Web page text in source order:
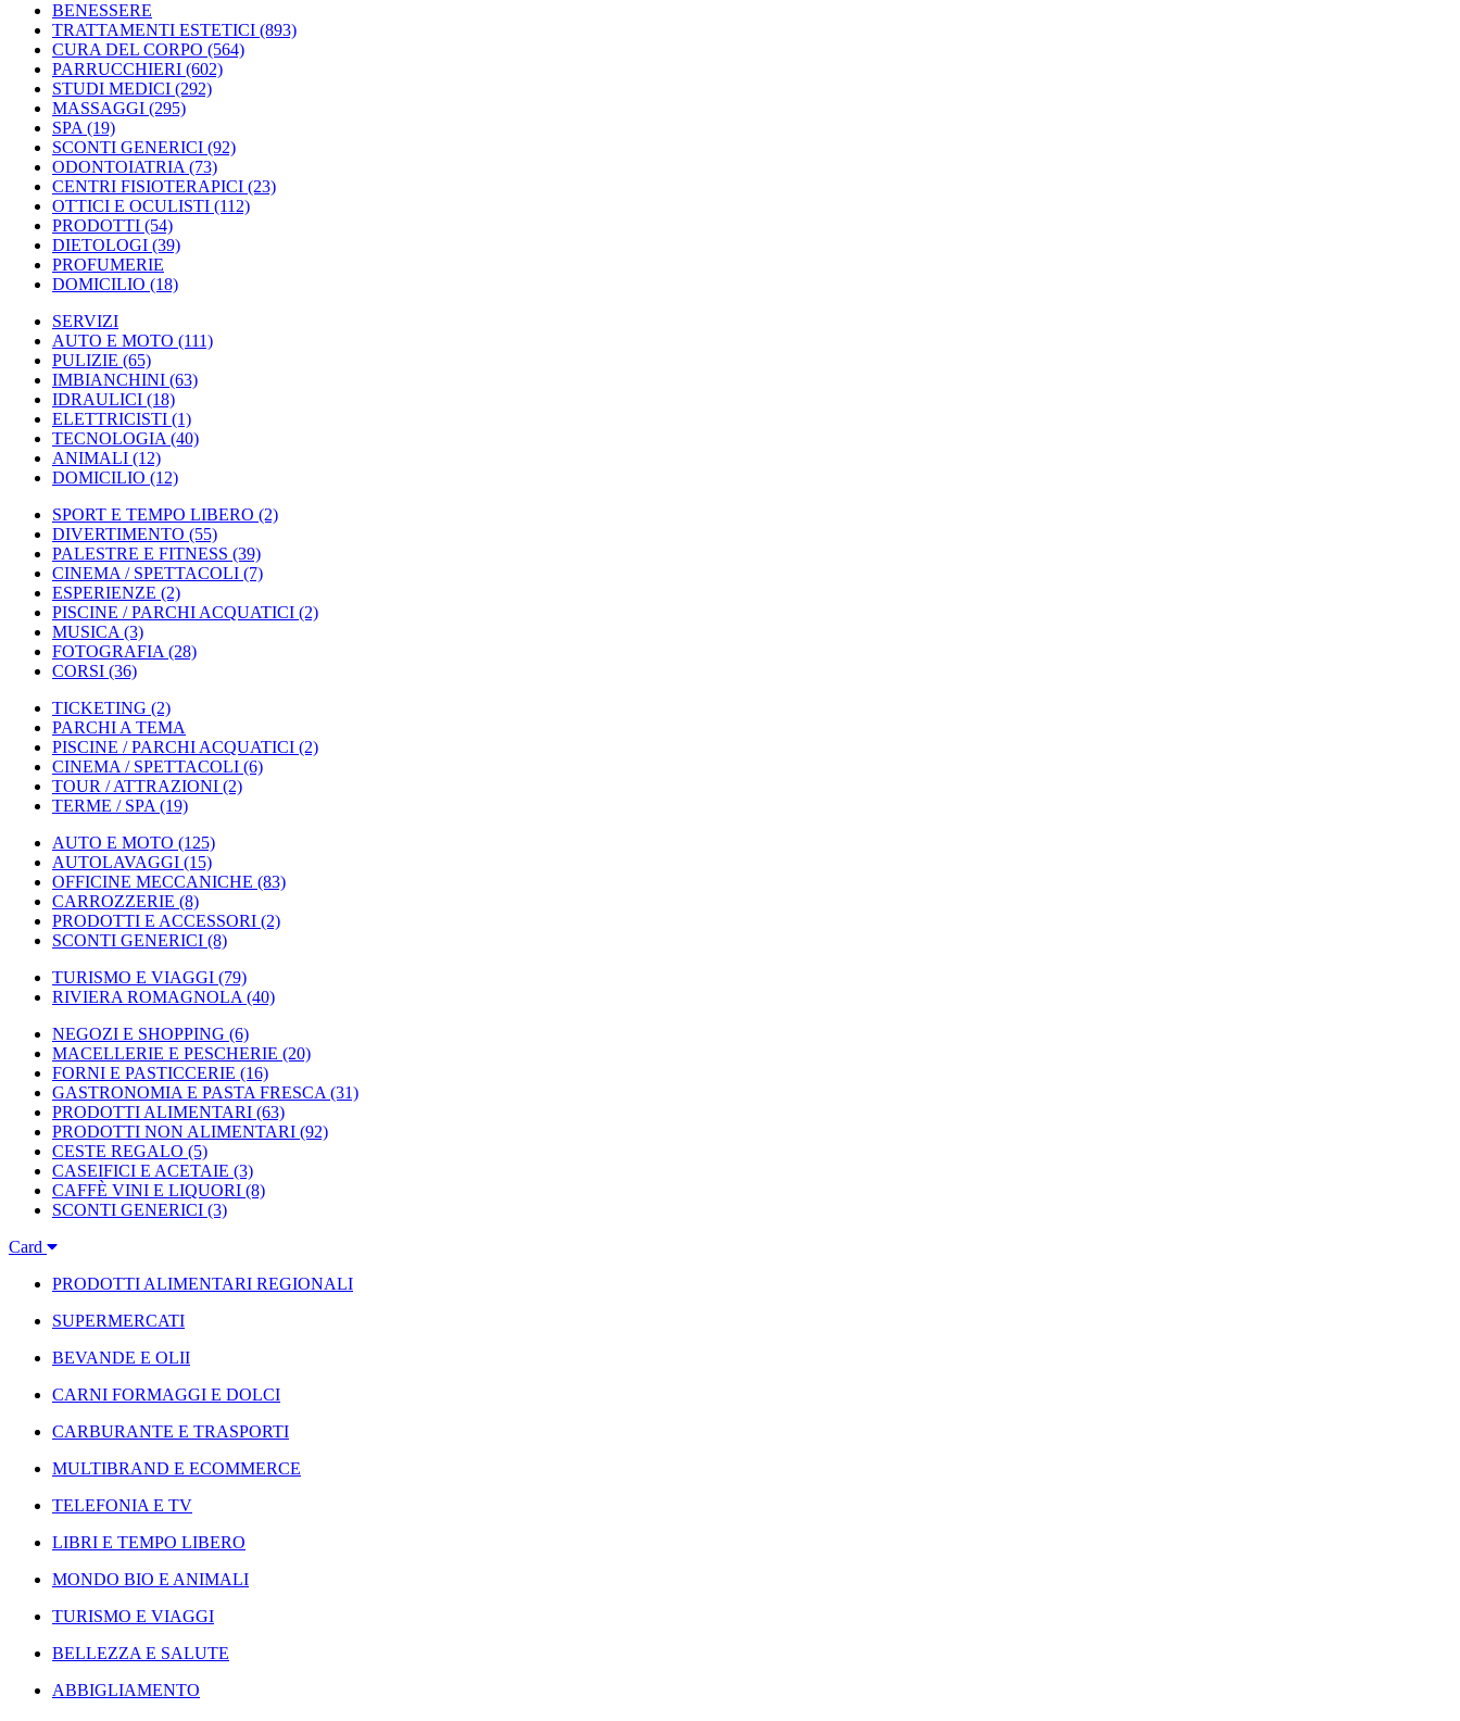
BENESSERE
TRATTAMENTI ESTETICI (893)
CURA DEL CORPO (564)
PARRUCCHIERI (602)
STUDI MEDICI (292)
MASSAGGI (295)
SPA (19)
SCONTI GENERICI (92)
ODONTOIATRIA (73)
CENTRI FISIOTERAPICI (23)
OTTICI E OCULISTI (112)
PRODOTTI (54)
DIETOLOGI (39)
PROFUMERIE
DOMICILIO (18)
SERVIZI
AUTO E MOTO (111)
PULIZIE (65)
IMBIANCHINI (63)
IDRAULICI (18)
ELETTRICISTI (1)
TECNOLOGIA (40)
ANIMALI (12)
DOMICILIO (12)
SPORT E TEMPO LIBERO (2)
DIVERTIMENTO (55)
PALESTRE E FITNESS (39)
CINEMA / SPETTACOLI (7)
ESPERIENZE (2)
PISCINE / PARCHI ACQUATICI (2)
MUSICA (3)
FOTOGRAFIA (28)
CORSI (36)
TICKETING (2)
PARCHI A TEMA
PISCINE / PARCHI ACQUATICI (2)
CINEMA / SPETTACOLI (6)
TOUR / ATTRAZIONI (2)
TERME / SPA (19)
AUTO E MOTO (125)
AUTOLAVAGGI (15)
OFFICINE MECCANICHE (83)
CARROZZERIE (8)
PRODOTTI E ACCESSORI (2)
SCONTI GENERICI (8)
TURISMO E VIAGGI (79)
RIVIERA ROMAGNOLA (40)
NEGOZI E SHOPPING (6)
MACELLERIE E PESCHERIE (20)
FORNI E PASTICCERIE (16)
GASTRONOMIA E PASTA FRESCA (31)
PRODOTTI ALIMENTARI (63)
PRODOTTI NON ALIMENTARI (92)
CESTE REGALO (5)
CASEIFICI E ACETAIE (3)
CAFFÈ VINI E LIQUORI (8)
SCONTI GENERICI (3)
Card
PRODOTTI ALIMENTARI REGIONALI
SUPERMERCATI
BEVANDE E OLII
CARNI FORMAGGI E DOLCI
CARBURANTE E TRASPORTI
MULTIBRAND E ECOMMERCE
TELEFONIA E TV
LIBRI E TEMPO LIBERO
MONDO BIO E ANIMALI
TURISMO E VIAGGI
BELLEZZA E SALUTE
ABBIGLIAMENTO